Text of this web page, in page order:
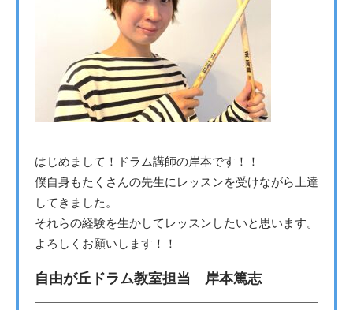
はじめまして！ドラム講師の岸本です！！
僕自身もたくさんの先生にレッスンを受けながら上達
してきました。
それらの経験を生かしてレッスンしたいと思います。
よろしくお願いします！！
自由が丘ドラム教室担当 岸本篤志